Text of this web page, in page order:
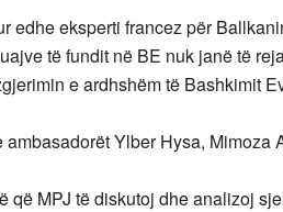
edhe eksperti francez për
të fundit në BE nuk janë të
e ardhshëm të Bashkimit
Ylber Hysa, Mimoza
që MPJ të diskutoj dhe analizoj